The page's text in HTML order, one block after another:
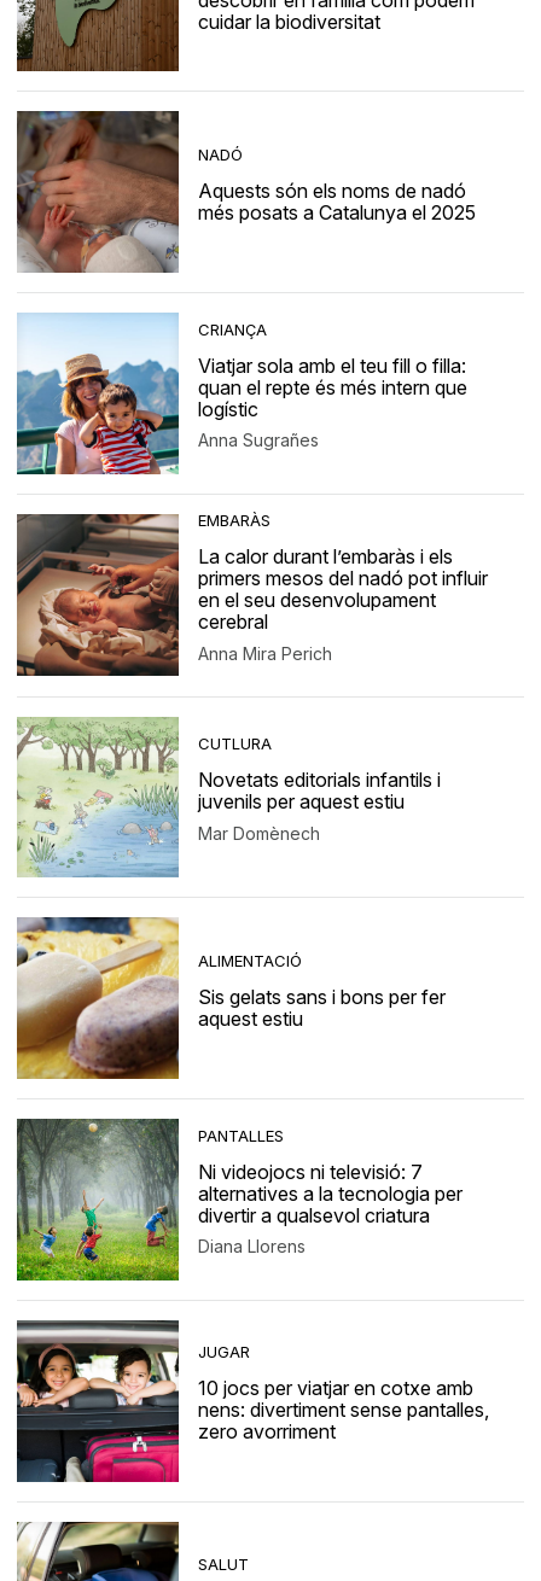
cuidar la biodiversitat
NADÓ
Aquests són els noms de nadó
més posats a Catalunya el 2025
CRIANÇA
Viatjar sola amb el teu fill o filla:
quan el repte és més intern que
logístic
Anna Sugrañes
EMBARÀS
La calor durant l’embaràs i els
primers mesos del nadó pot influir
en el seu desenvolupament
cerebral
Anna Mira Perich
CUTLURA
Novetats editorials infantils i
juvenils per aquest estiu
Mar Domènech
ALIMENTACIÓ
Sis gelats sans i bons per fer
aquest estiu
PANTALLES
Ni videojocs ni televisió: 7
alternatives a la tecnologia per
divertir a qualsevol criatura
Diana Llorens
JUGAR
10 jocs per viatjar en cotxe amb
nens: divertiment sense pantalles,
zero avorriment
SALUT